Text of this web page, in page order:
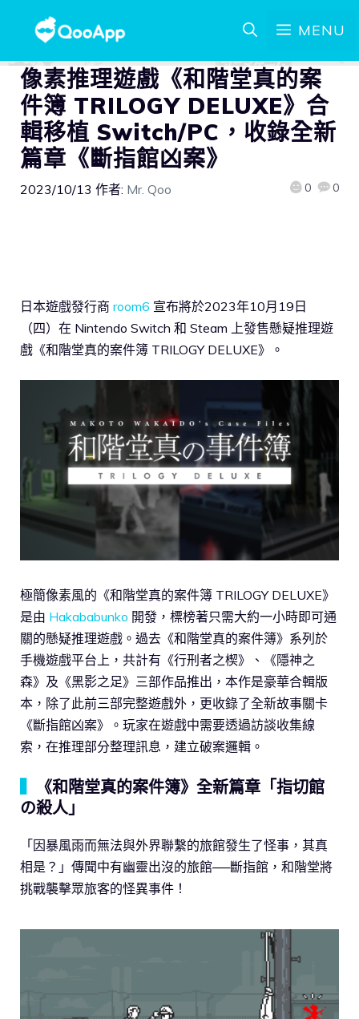
MENU
像素推理遊戲《和階堂真的案
件簿 TRILOGY DELUXE》合
輯移植 Switch/PC，收錄全新
篇章《斷指館凶案》
2023/10/13 作者: Mr. Qoo 0 0
日本遊戲發行商 room6 宣布將於2023年10月19日
（四）在 Nintendo Switch 和 Steam 上發售懸疑推理遊
戲《和階堂真的案件簿 TRILOGY DELUXE》。
極簡像素風的《和階堂真的案件簿 TRILOGY DELUXE》
是由 Hakababunko 開發，標榜著只需大約一小時即可通
關的懸疑推理遊戲。過去《和階堂真的案件簿》系列於
手機遊戲平台上，共計有《行刑者之楔》、《隱神之
森》及《黑影之足》三部作品推出，本作是豪華合輯版
本，除了此前三部完整遊戲外，更收錄了全新故事關卡
《斷指館凶案》。玩家在遊戲中需要透過訪談收集線
索，在推理部分整理訊息，建立破案邏輯。
《和階堂真的案件簿》全新篇章「指切館
の殺人」
「因暴風雨而無法與外界聯繫的旅館發生了怪事，其真
相是？」傳聞中有幽靈出沒的旅館──斷指館，和階堂將
挑戰襲擊眾旅客的怪異事件！